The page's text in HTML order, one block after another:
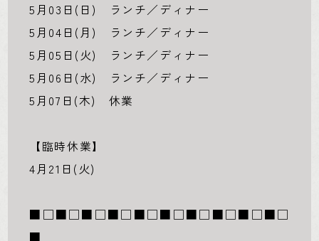
5月03日(日) ランチ／ディナー
5月04日(月) ランチ／ディナー
5月05日(火) ランチ／ディナー
5月06日(水) ランチ／ディナー
5月07日(木) 休業
【臨時休業】
4月21日(火)
■□■□■□■□■□■□■□■□■□■□
■